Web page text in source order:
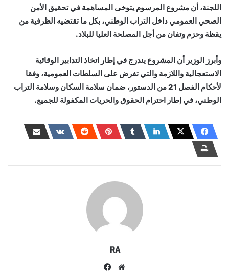
اللجنة، أن مشروع المرسوم يتوخى المساهمة في تحقيق الأمن
الصحي العمومي داخل التراب الوطني، بكل ما تقتضيه الظرفية من
يقظة وحزم وتفان من أجل المصلحة العليا للبلاد.
وأبرز الوزير أن المشروع يندرج في إطار اتخاذ التدابير الوقائية
الاستعجالية واللازمة والتي تفرض على السلطات العمومية، وفقا
لأحكام الفصل 21 من الدستور، ضمان سلامة السكان وسلامة التراب
الوطني، في إطار احترام الحقوق والحريات المكفولة للجميع.
RA
موقع